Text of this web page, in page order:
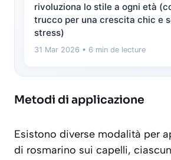
rivoluziona lo stile a ogni età
trucco per una crescita chic e
stress)
31 Mar 2026 • 6 min de lecture
Metodi di applicazione
Esistono diverse modalità per
di rosmarino sui capelli,